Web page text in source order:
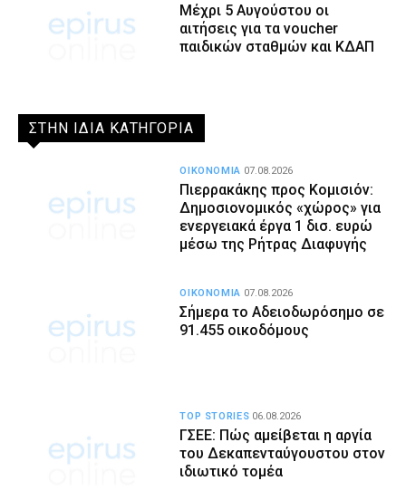
Μέχρι 5 Αυγούστου οι
αιτήσεις για τα voucher
παιδικών σταθμών και ΚΔΑΠ
ΣΤΗΝ ΙΔΙΑ ΚΑΤΗΓΟΡΙΑ
Πιερρακάκης προς Κομισιόν:
Δημοσιονομικός «χώρος» για
ενεργειακά έργα 1 δισ. ευρώ
μέσω της Ρήτρας Διαφυγής
ΟΙΚΟΝΟΜΙΑ 07.08.2026
Σήμερα το Αδειοδωρόσημο σε
91.455 οικοδόμους
ΟΙΚΟΝΟΜΙΑ 07.08.2026
ΓΣΕΕ: Πώς αμείβεται η αργία
του Δεκαπενταύγουστου στον
ιδιωτικό τομέα
TOP STORIES 06.08.2026